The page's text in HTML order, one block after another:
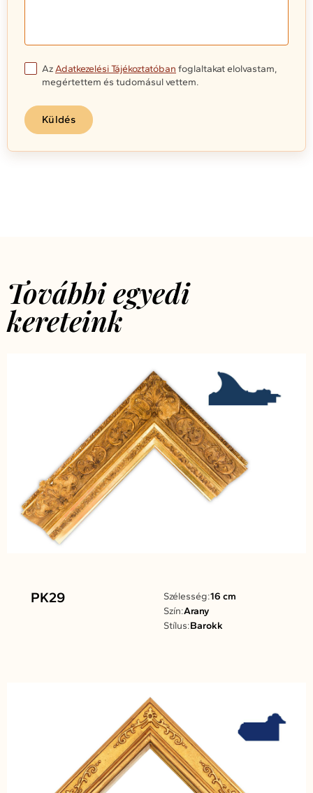
AzAdatkezelési Tájékoztatóban foglaltakat elolvastam,
megértettem és tudomásul vettem.
Küldés
További egyedi
kereteink
PK29 Szélesség:16 cm
Szín:Arany
Stílus:Barokk